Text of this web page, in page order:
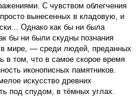
С чувством облегчения
вынесенных в кладовую, и
Однако как бы ни была
бы ни были скудны познания
мире, — среди людей, преданных
в том, что в самое скорое время
иконописных памятников.
искусство древних
под спудом, в тёмных углах.